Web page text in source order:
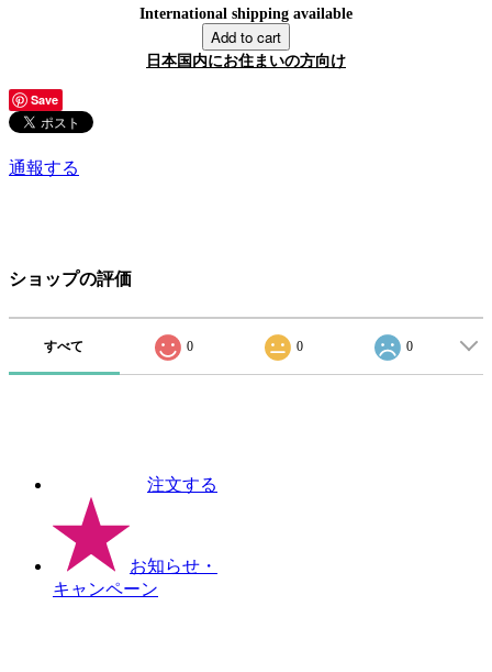
International shipping available
Add to cart
日本国内にお住まいの方向け
Save
通報する
ショップの評価
すべて 0 0 0
注文する
お知らせ ・
キャンペーン